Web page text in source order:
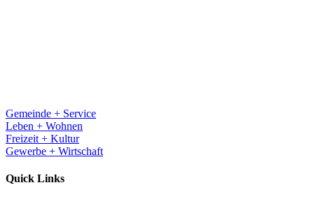
Gemeinde + Service
Leben + Wohnen
Freizeit + Kultur
Gewerbe + Wirtschaft
Quick Links